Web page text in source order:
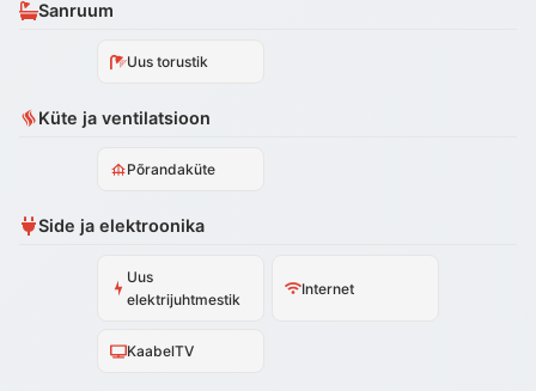
Sanruum
Uus torustik
Küte ja ventilatsioon
Põrandaküte
Side ja elektroonika
Uus
elektrijuhtmestik
Internet
KaabelTV